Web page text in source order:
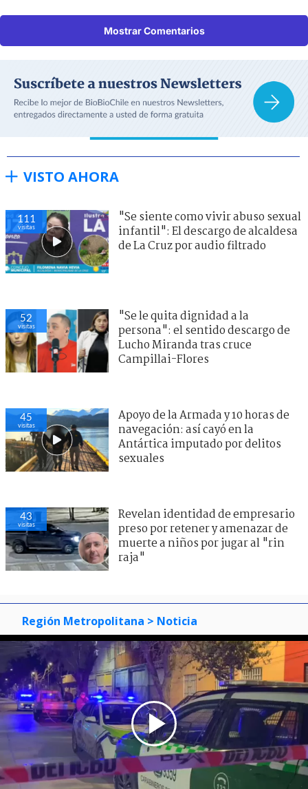
Mostrar Comentarios
VISTO AHORA
111
visitas
"Se siente como vivir abuso sexual
infantil": El descargo de alcaldesa
de La Cruz por audio filtrado
52
visitas
"Se le quita dignidad a la
persona": el sentido descargo de
Lucho Miranda tras cruce
Campillai-Flores
45
visitas
Apoyo de la Armada y 10 horas de
navegación: así cayó en la
Antártica imputado por delitos
sexuales
43
visitas
Revelan identidad de empresario
preso por retener y amenazar de
muerte a niños por jugar al "rin
raja"
Región Metropolitana > Noticia